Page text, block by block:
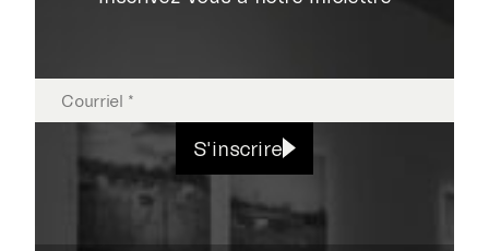
S'inscrire